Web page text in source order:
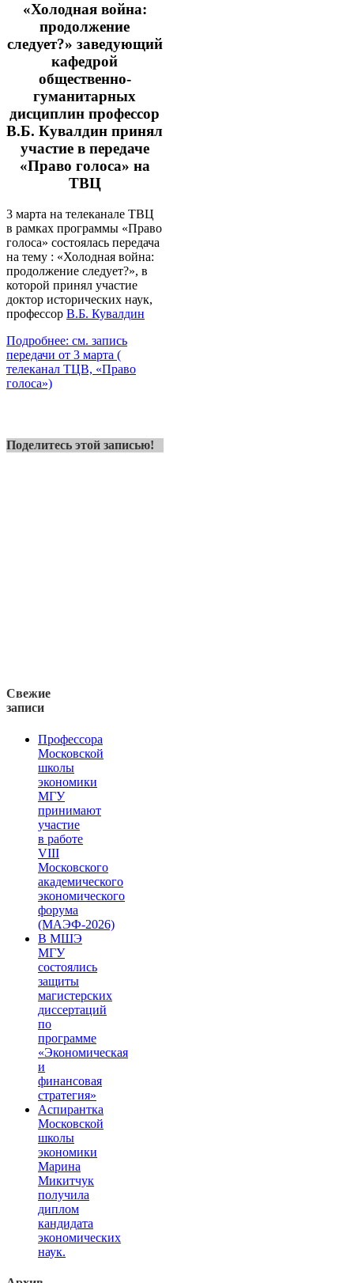
«Холодная война:
продолжение
следует?» заведующий
кафедрой
общественно-
гуманитарных
дисциплин профессор
В.Б. Кувалдин принял
участие в передаче
«Право голоса» на
ТВЦ
3 марта на телеканале ТВЦ
в рамках программы «Право
голоса» состоялась передача
на тему : «Холодная война:
продолжение следует?», в
которой принял участие
доктор исторических наук,
профессор В.Б. Кувалдин
Подробнее: см. запись
передачи от 3 марта (
телеканал ТЦВ, «Право
голоса»)
Поделитесь этой записью!
Свежие
записи
Профессора
Московской
школы
экономики
МГУ
принимают
участие
в работе
VIII
Московского
академического
экономического
форума
(МАЭФ-2026)
В МШЭ
МГУ
состоялись
защиты
магистерских
диссертаций
по
программе
«Экономическая
и
финансовая
стратегия»
Аспирантка
Московской
школы
экономики
Марина
Микитчук
получила
диплом
кандидата
экономических
наук.